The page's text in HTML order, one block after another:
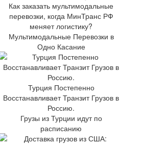
Как заказать мультимодальные
перевозки, когда МинТранс РФ
меняет логистику?
Мультимодальные Перевозки в
Одно Касание
Турция Постепенно
Восстанавливает Транзит Грузов в
Россию.
Грузы из Турции идут по
расписанию